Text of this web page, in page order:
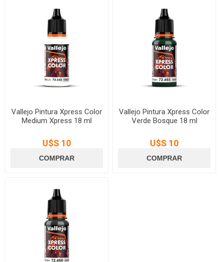
Vallejo Pintura Xpress Color
Medium Xpress 18 ml
U$S 10
Vallejo Pintura Xpress Color
Verde Bosque 18 ml
U$S 10